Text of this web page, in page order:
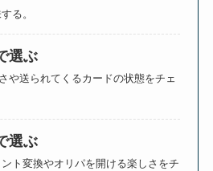
る。
選ぶ
や送られてくるカードの状態をチェ
選ぶ
ト変換やオリパを開ける楽しさをチ